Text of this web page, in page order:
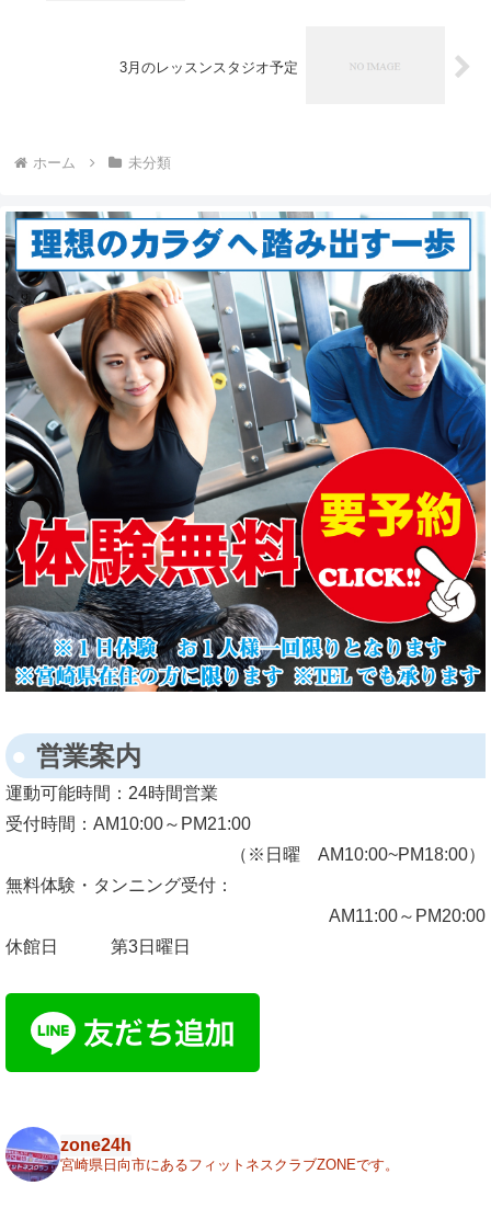
3月のレッスンスタジオ予定
ホーム 未分類
営業案内
運動可能時間： 24時間営業
受付時間： AM10:00～PM21:00
（※日曜 AM10:00~PM18:00）
無料体験・タンニング受付：
AM11:00～PM20:00
休館日 第3日曜日
zone24h
宮崎県日向市にあるフィットネスクラブZONEです。